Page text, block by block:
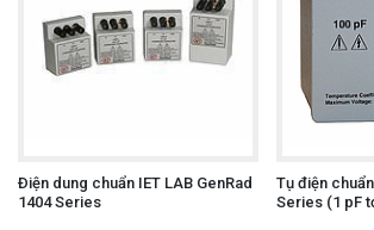
Ðiện dung chuẩn IET LAB GenRad
1404 Series
Tụ điện
Series (1 pF